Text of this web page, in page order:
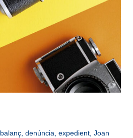
balanç, denúncia, expedient, Joan